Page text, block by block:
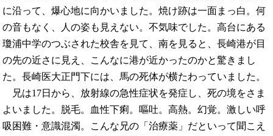
に沿って、爆心地に向かいました。焼け跡は一面まっ白。何
の音もなく、人の姿も見えない。不気味でした。高台にある
瓊浦中学のつぶされた校舎を見て、南を見ると、長崎港が目
の先の近さに見え、こんなに港が近かったのかと驚きまし
た。長崎医大正門下には、馬の死体が横たわっていました。
兄は17日から、放射線の急性症状を発症し、死の境をさま
よいました。脱毛。血性下痢。嘔吐。高熱。幻覚。激しい呼
吸困難・意識混濁。こんな兄の「治療薬」だといって聞こえ